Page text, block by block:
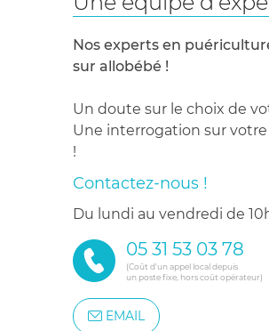
Nos experts en
sur allobébé !
Un doute sur le choix de
Une interrogation sur
!
Contactez-nous !
du lundi au vendredi de
05 31 53 03 78
(Coût d'un appel local depuis
un poste fixe, hors coût opérateur)
EMAIL